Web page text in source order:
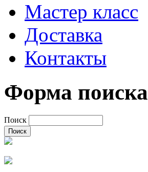
Мастер класс
Доставка
Контакты
Форма поиска
Поиск